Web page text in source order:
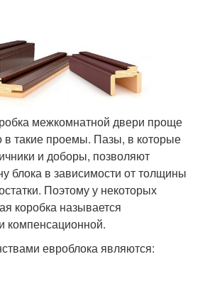
межкомнатной двери проще
в такие проемы. Пазы, в которые
и доборы, позволяют
блока в зависимости от толщины
Поэтому у некоторых
коробка называется
компенсационной.
евроблока являются: